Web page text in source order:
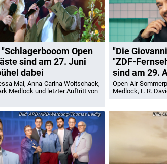
Open
sind am 27. Juni
dabei
Mai, Anna-Carina Woitschack,
Medlock und letzter Auftritt von
"Die
"ZDF-
sind am 29.
Open-Air-
Medlock, F. R.
ARD/ARD-Werbung/Thomas Leidig